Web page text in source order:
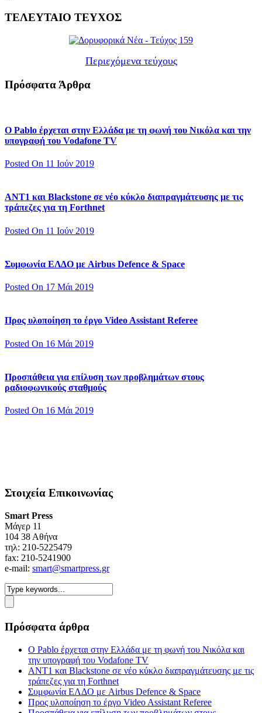
ΤΕΛΕΥΤΑΙΟ ΤΕΥΧΟΣ
Περιεχόμενα τεύχους
Πρόσφατα Άρθρα
Ο Pablo έρχεται στην Ελλάδα με τη φωνή του Νικόλα και την
υπογραφή του Vodafone TV
Posted On 11 Ιούν 2019
ΑΝΤ1 και Blackstone σε νέο κύκλο διαπραγμάτευσης με τις
τράπεζες για τη Forthnet
Posted On 11 Ιούν 2019
Συμφωνία ΕΛΔΟ με Airbus Defence & Space
Posted On 17 Μάι 2019
Προς υλοποίηση το έργο Video Assistant Referee
Posted On 16 Μάι 2019
Προσπάθεια για επίλυση των προβλημάτων στους
ραδιοφωνικούς σταθμούς
Posted On 16 Μάι 2019
Στοιχεία Επικοινωνίας
Smart Press
Mάγερ 11
104 38 Αθήνα
τηλ: 210-5225479
fax: 210-5241900
e-mail: smart@smartpress.gr
Πρόσφατα άρθρα
Ο Pablo έρχεται στην Ελλάδα με τη φωνή του Νικόλα και
την υπογραφή του Vodafone TV
ΑΝΤ1 και Blackstone σε νέο κύκλο διαπραγμάτευσης με τις
τράπεζες για τη Forthnet
Συμφωνία ΕΛΔΟ με Airbus Defence & Space
Προς υλοποίηση το έργο Video Assistant Referee